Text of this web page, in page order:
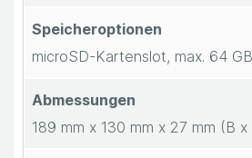
Speicheroptionen
microSD-Kartenslot, max. 64 GB
Abmessungen
189 mm x 130 mm x 27 mm (B x